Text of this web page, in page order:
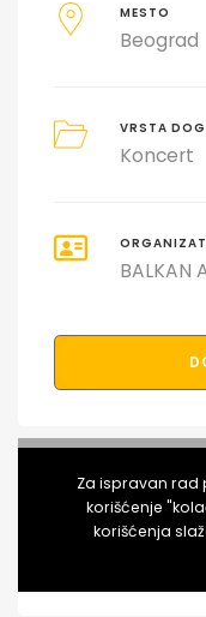
MESTO
Beograd
VRSTA
Koncert
BALKAN
Za ispravan
korišćenje
korišćenja